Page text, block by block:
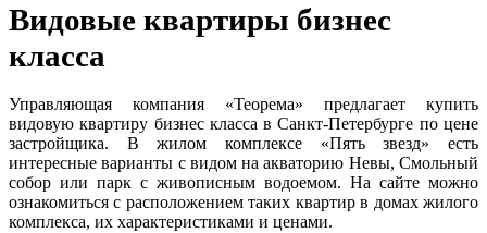
Видовые квартиры бизнес
класса
Управляющая компания «Теорема» предлагает купить
видовую квартиру бизнес класса в Санкт-Петербурге по цене
застройщика. В жилом комплексе «Пять звезд» есть
интересные варианты с видом на акваторию Невы, Смольный
собор или парк с живописным водоемом. На сайте можно
ознакомиться с расположением таких квартир в домах жилого
комплекса, их характеристиками и ценами.